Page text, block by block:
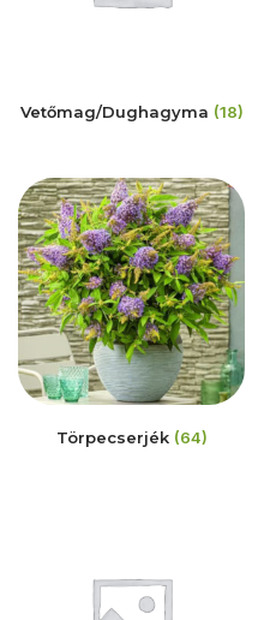
Vetőmag/Dughagyma (18)
Törpecserjék (64)